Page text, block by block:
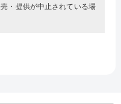
・提供が中止されている場